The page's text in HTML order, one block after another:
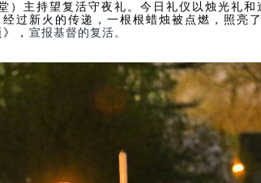
主持望复活守夜礼。今日礼仪以烛光礼和
过新火的传递，一根根蜡烛被点燃，照亮
， 宣报基督的复活。